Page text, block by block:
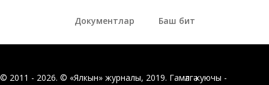
Документлар Баш бит
© 2011 - 2026. © «Ялкын» журналы, 2019. Гамәлгә куючы -